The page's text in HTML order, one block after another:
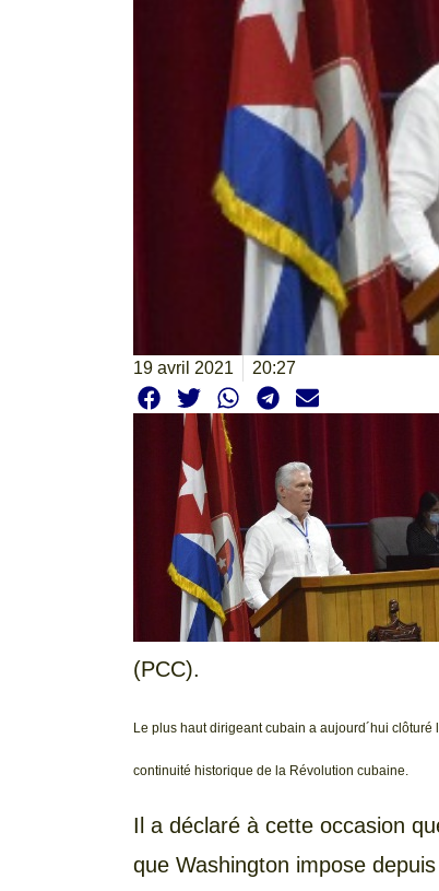
19 avril 2021 20:27
(PCC).
Le plus haut dirigeant cubain a aujourd´hui
continuité historique de la Révolution cubaine.
Il a déclaré à cette occasion
que Washington impose